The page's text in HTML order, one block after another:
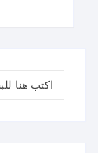
البحث عن: